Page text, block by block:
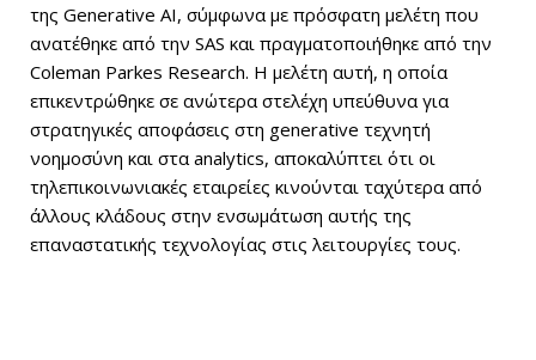
της Generative AI, σύμφωνα με πρόσφατη μελέτη που
ανατέθηκε από την SAS και πραγματοποιήθηκε από την
Coleman Parkes Research. Η μελέτη αυτή, η οποία
επικεντρώθηκε σε ανώτερα στελέχη υπεύθυνα για
στρατηγικές αποφάσεις στη generative τεχνητή
νοημοσύνη και στα analytics, αποκαλύπτει ότι οι
τηλεπικοινωνιακές εταιρείες κινούνται ταχύτερα από
άλλους κλάδους στην ενσωμάτωση αυτής της
επαναστατικής τεχνολογίας στις λειτουργίες τους.